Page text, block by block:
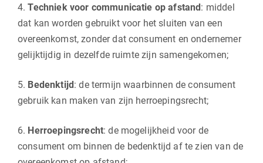
4.Techniek voor communicatie op afstand: middel
dat kan worden gebruikt voor het sluiten van een
overeenkomst, zonder dat consument en ondernemer
gelijktijdig in dezelfde ruimte zijn samengekomen;
5. Bedenktijd: de termijn waarbinnen de consument
gebruik kan maken van zijn herroepingsrecht;
6. Herroepingsrecht: de mogelijkheid voor de
consument om binnen de bedenktijd af te zien van de